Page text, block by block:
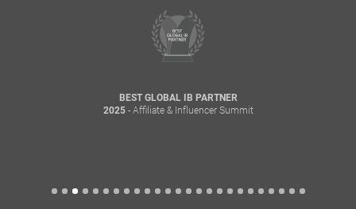
BEST GLOBAL IB PARTNER
2025- Affiliate & Influencer Summit